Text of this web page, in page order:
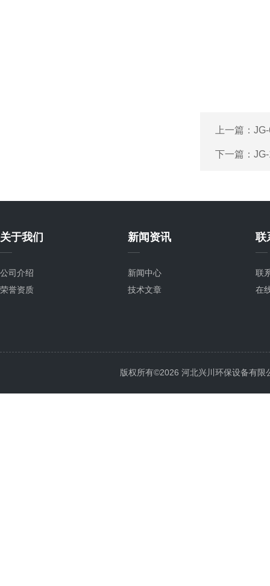
上一篇：
下一篇：
关于我们
公司介绍
荣誉资质
新闻资讯
新闻中心
技术文章
联
联
在
版权所有©2026 河北兴川环保设备有